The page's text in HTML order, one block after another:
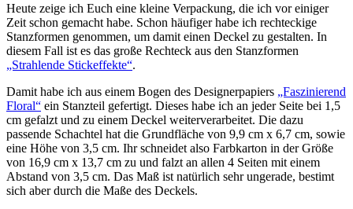
Heute zeige ich Euch eine kleine Verpackung, die ich vor einiger
Zeit schon gemacht habe. Schon häufiger habe ich rechteckige
Stanzformen genommen, um damit einen Deckel zu gestalten. In
diesem Fall ist es das große Rechteck aus den Stanzformen
„Strahlende Stickeffekte“.
Damit habe ich aus einem Bogen des Designerpapiers „Faszinierend
Floral“ ein Stanzteil gefertigt. Dieses habe ich an jeder Seite bei 1,5
cm gefalzt und zu einem Deckel weiterverarbeitet. Die dazu
passende Schachtel hat die Grundfläche von 9,9 cm x 6,7 cm, sowie
eine Höhe von 3,5 cm. Ihr schneidet also Farbkarton in der Größe
von 16,9 cm x 13,7 cm zu und falzt an allen 4 Seiten mit einem
Abstand von 3,5 cm. Das Maß ist natürlich sehr ungerade, bestimt
sich aber durch die Maße des Deckels.